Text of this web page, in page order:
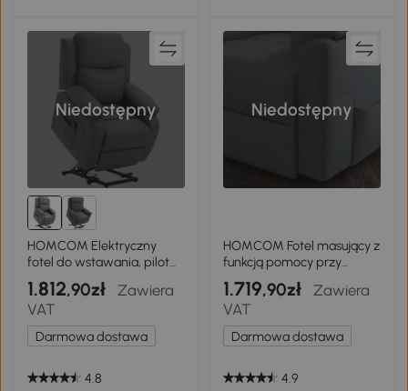
Niedostępny
HOMCOM Elektryczny
fotel do wstawania, pilot
przewodowy, obicie ze
skóry ekologicznej,
tapicerowany fotel z
funkcją ułatwiającą
wstawanie, Szary
1.812,90zł
Zawiera
VAT
Darmowa dostawa
4.8
Niedostępny
HOMCOM Fotel masujący z
funkcją pomocy przy
wstawaniu dla seniorów,
83 cm x 89 cm x 102 cm,
Szary
1.719,90zł
Zawiera
VAT
Darmowa dostawa
4.9